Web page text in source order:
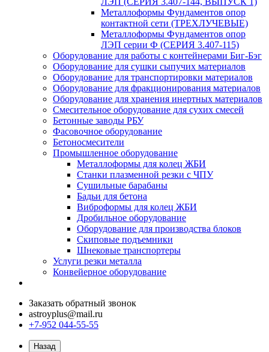
Металлоформы Фундаментов опор
контактной сети (ТРЕХЛУЧЕВЫЕ)
Металлоформы Фундаментов опор
ЛЭП серии Ф (СЕРИЯ 3.407-115)
Оборудование для работы с контейнерами Биг-Бэг
Оборудование для сушки сыпучих материалов
Оборудование для транспортировки материалов
Оборудование для фракционирования материалов
Оборудование для хранения инертных материалов
Смесительное оборудование для сухих смесей
Бетонные заводы РБУ
Фасовочное оборудование
Бетоносмесители
Промышленное оборудование
Металлоформы для колец ЖБИ
Станки плазменной резки с ЧПУ
Сушильные барабаны
Бадьи для бетона
Виброформы для колец ЖБИ
Дробильное оборудование
Оборудование для производства блоков
Скиповые подъемники
Шнековые транспортеры
Услуги резки металла
Конвейерное оборудование
Заказать обратный звонок
astroyplus@mail.ru
+7-952 044-55-55
Назад